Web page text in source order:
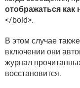
отображаться
</bold>.
В этом случае
включении они
журнал
восстановится.